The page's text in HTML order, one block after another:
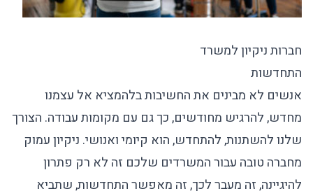
חברות ניקיון למשרד
התחדשות
אנשים לא מבינים את החשיבות בלהמציא אל עצמנו
מחדש, להרגיש מחודשים, כך גם עם מקומות עבודה. הצורך
שלנו להשתנות, להתחדש, הוא קיומי ואנושי. ניקיון עמוק
מחברה טובה עבור המשרדים שלכם זה לא רק פתרון
להיגיינה, זה מעבר לכך, זה מאפשר התחדשות, שתביא